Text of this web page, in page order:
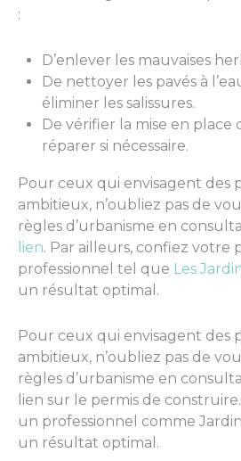
:
D’enlever les mauvaises
De nettoyer les pavés à
éliminer les salissures.
De vérifier la mise en place
réparer si nécessaire.
Pour ceux qui envisagent des
ambitieux, n’oubliez pas de
règles d’urbanisme en
lien. Par ailleurs, confiez votre
professionnel tel que Les
un résultat optimal.
Pour ceux qui envisagent des
ambitieux, n’oubliez pas de
règles d’urbanisme en
lien sur le permis de
un professionnel comme
un résultat optimal.